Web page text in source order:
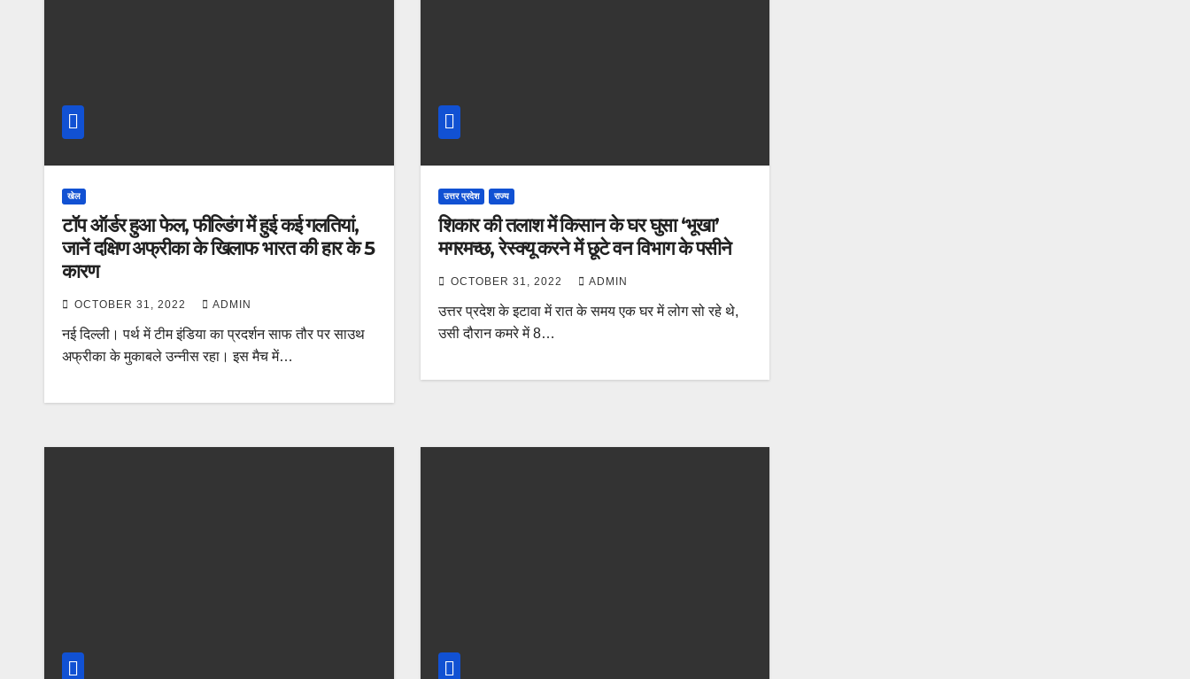
खेल
टॉप ऑर्डर हुआ फेल, फील्डिंग में हुई कई गलतियां,
जानें दक्षिण अफ्रीका के खिलाफ भारत की हार के 5
कारण
OCTOBER 31, 2022 ADMIN
नई दिल्ली। पर्थ में टीम इंडिया का प्रदर्शन साफ तौर पर साउथ
अफ्रीका के मुकाबले उन्नीस रहा। इस मैच में…
उत्तर प्रदेश राज्य
शिकार की तलाश में किसान के घर घुसा ‘भूखा’
मगरमच्छ, रेस्क्यू करने में छूटे वन विभाग के पसीने
OCTOBER 31, 2022 ADMIN
उत्तर प्रदेश के इटावा में रात के समय एक घर में लोग सो रहे थे,
उसी दौरान कमरे में 8…